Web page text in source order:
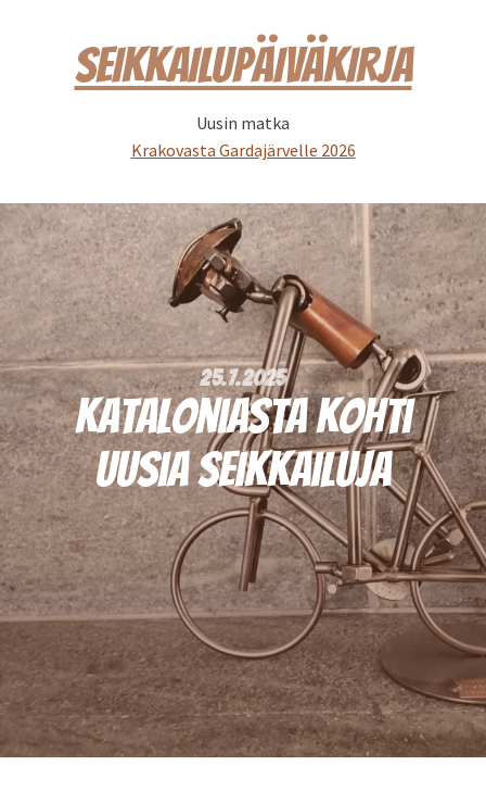
SEIKKAILUPÄIVÄKIRJA
Uusin matka
Krakovasta Gardajärvelle 2026
25.7.2025
Kataloniasta kohti
uusia seikkailuja